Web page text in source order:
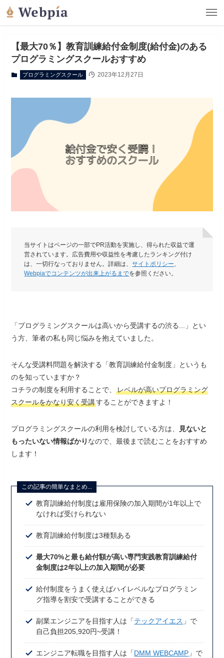
【最大70％】教育訓練給付金制度(給付金)のある
プログラミングスクールおすすめ
プログラミングスクール 2023年12月27日
当サイトはページの一部でPR活動を実施し、得られた収益で運
営されています。広告費用や収益性を考慮したランキング付け
は、一切行なっておりません。詳細は、サイトポリシー、
Webpiaでコンテンツが出来上がるまでを参照ください。
「プログラミングスクールは高いから受講するの渋る...」とい
う方、筆者の私も同じ悩みを抱えていました。
そんな受講料問題を解決する「教育訓練給付金制度」というも
のを知っていますか？
コチラの制度を利用することで、レベルが高いプログラミング
スクールをかなり安く受講することができますよ！
プログラミングスクールの利用を検討している方は、
見ないと
もったいない情報ばかり なので、最後まで読むことをおすすめ
します！
この記事の簡単なまとめ...
教育訓練給付制度は雇用保険の加入期間が1年以上で
なければ受けられない
教育訓練給付制度は3種類ある
最大70%と最も給付額が高い専門実践教育訓練給付
金制度は2年以上の加入期間が必要
給付制度をうまく使えばハイレベルなプログラミン
グ指導を割安で受講することができる
副業エンジニアを目指す人は「テックアイエス 」で
自己負担205,920円~受講！
エンジニア転職を目指す人は「DMM WEBCAMP 」で